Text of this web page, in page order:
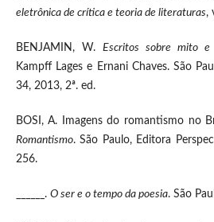
eletrônica de crítica e teoria de literaturas,
BENJAMIN, W. Escritos sobre mito e
Kampff Lages e Ernani Chaves. São
34, 2013, 2ª. ed.
BOSI, A. Imagens do romantismo no
Romantismo. São Paulo, Editora
256.
______. O ser e o tempo da poesia. São